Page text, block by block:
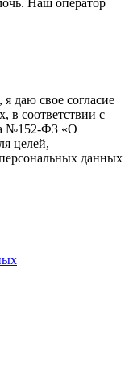
даю свое согласие
в соответствии с
№152-ФЗ «О
целей,
данных